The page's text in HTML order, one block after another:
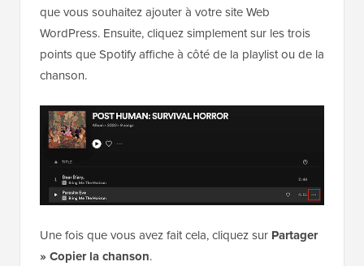
que vous souhaitez ajouter à votre site Web
WordPress. Ensuite, cliquez simplement sur les trois
points que Spotify affiche à côté de la playlist ou de la
chanson.
Une fois que vous avez fait cela, cliquez sur Partager
» Copier la chanson.